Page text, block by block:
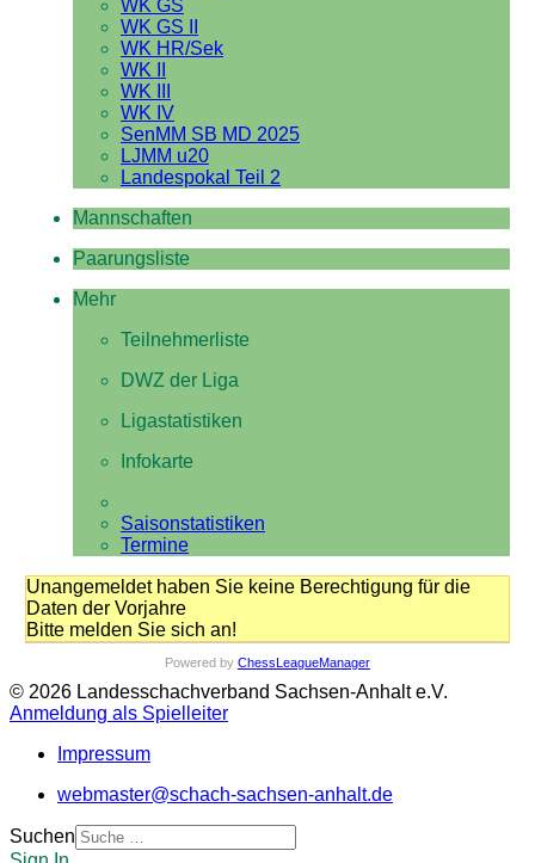
WK GS
WK GS II
WK HR/Sek
WK II
WK III
WK IV
SenMM SB MD 2025
LJMM u20
Landespokal Teil 2
Mannschaften
Paarungsliste
Mehr
Teilnehmerliste
DWZ der Liga
Ligastatistiken
Infokarte
Saisonstatistiken
Termine
Unangemeldet haben Sie keine Berechtigung für die
Daten der Vorjahre
Bitte melden Sie sich an!
Powered by ChessLeagueManager
© 2026 Landesschachverband Sachsen-Anhalt e.V.
Anmeldung als Spielleiter
Impressum
webmaster@schach-sachsen-anhalt.de
Suchen